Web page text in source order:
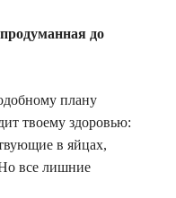
до
плану
твоему здоровью:
в яйцах,
все лишние